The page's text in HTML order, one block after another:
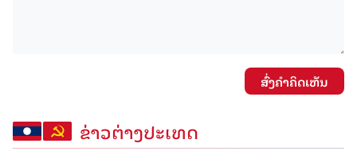
ສົ່ງຄໍາຄິດເຫັນ
ຂ່າວຕ່າງປະເທດ